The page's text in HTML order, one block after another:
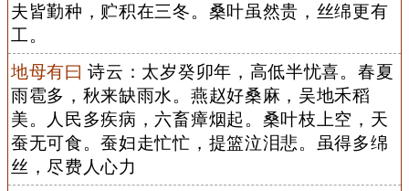
夫皆勤种，贮积在三冬。桑叶虽然贵，丝绵更有
工。
地母有曰 诗云：太岁癸卯年，高低半忧喜。春夏
雨雹多，秋来缺雨水。燕赵好桑麻，吴地禾稻
美。人民多疾病，六畜瘴烟起。桑叶枝上空，天
蚕无可食。蚕妇走忙忙，提篮泣泪悲。虽得多绵
丝，尽费人心力